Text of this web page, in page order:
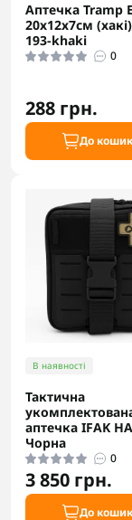
Аптечка Tramp
20х12х7см
193-khaki
0
288 грн.
До
В наявності
Тактична
аптечка IFAK
Чорна
0
3 850 грн.
До